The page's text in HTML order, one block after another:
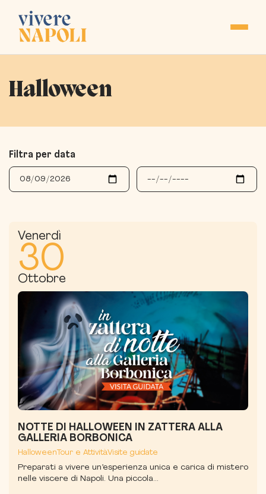
Halloween
Filtra per data
Venerdì
30
Ottobre
NOTTE DI HALLOWEEN IN ZATTERA ALLA
GALLERIA BORBONICA
HalloweenTour e AttivitàVisite guidate
Preparati a vivere un’esperienza unica e carica di mistero
nelle viscere di Napoli. Una piccola...